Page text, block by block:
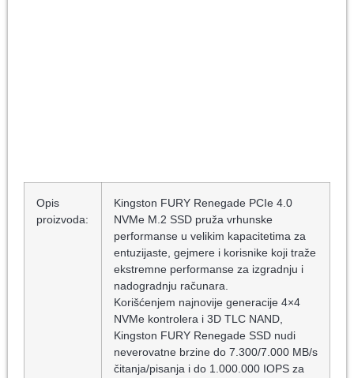
Opis
proizvoda:
Kingston FURY Renegade PCIe 4.0
NVMe M.2 SSD pruža vrhunske
performanse u velikim kapacitetima za
entuzijaste, gejmere i korisnike koji traže
ekstremne performanse za izgradnju i
nadogradnju računara.
Korišćenjem najnovije generacije 4×4
NVMe kontrolera i 3D TLC NAND,
Kingston FURY Renegade SSD nudi
neverovatne brzine do 7.300/7.000 MB/s
čitanja/pisanja i do 1.000.000 IOPS za